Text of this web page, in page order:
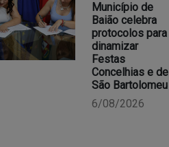
Município de
Baião celebra
protocolos para
dinamizar
Festas
Concelhias e de
São Bartolomeu
6/08/2026